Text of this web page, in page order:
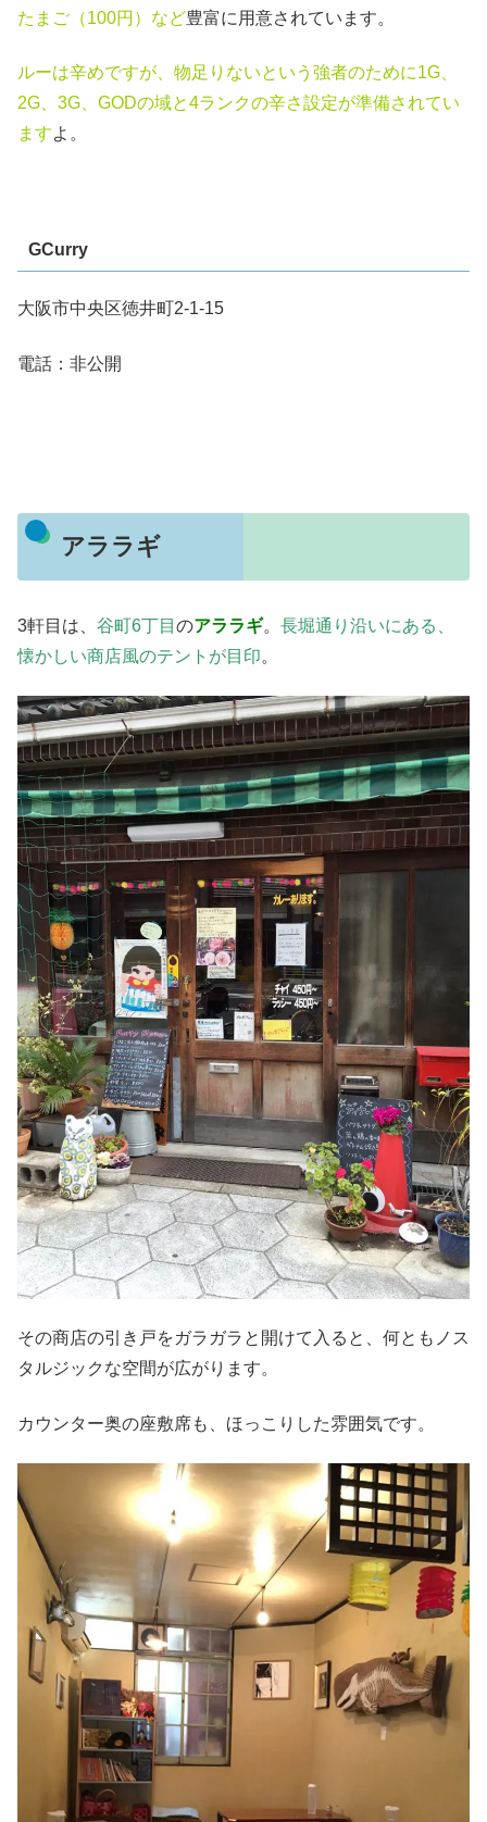
たまご（100円）など豊富に用意されています。
ルーは辛めですが、物足りないという強者のために1G、
2G、3G、GODの域と4ランクの辛さ設定が準備されてい
ますよ。
GCurry
大阪市中央区徳井町2-1-15
電話：非公開
アララギ
3軒目は、 谷町6丁目 のアララギ。 長堀通り沿いにある、
懐かしい商店風のテントが目印。
その商店の引き戸をガラガラと開けて入ると、何ともノス
タルジックな空間が広がります。
カウンター奥の座敷席も、ほっこりした雰囲気です。